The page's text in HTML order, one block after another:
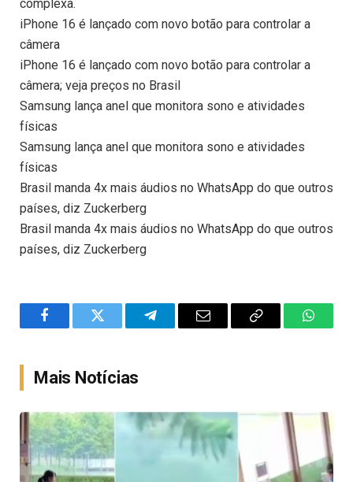
complexa.
iPhone 16 é lançado com novo botão para controlar a
câmera
iPhone 16 é lançado com novo botão para controlar a
câmera; veja preços no Brasil
Samsung lança anel que monitora sono e atividades
físicas
Samsung lança anel que monitora sono e atividades
físicas
Brasil manda 4x mais áudios no WhatsApp do que outros
países, diz Zuckerberg
Brasil manda 4x mais áudios no WhatsApp do que outros
países, diz Zuckerberg
FacebookTwitter TelegramEmail
Copy
Mais Notícias